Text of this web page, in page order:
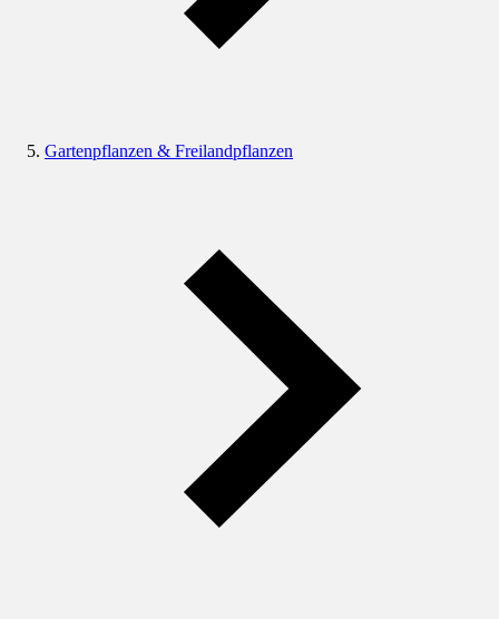
Gartenpflanzen & Freilandpflanzen